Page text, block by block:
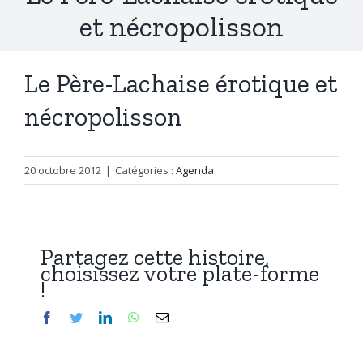
et nécropolisson
Le Père-Lachaise érotique et
nécropolisson
20 octobre 2012 | Catégories : Agenda
Partagez cette histoire,
choisissez votre plate-forme
!
Facebook
TwitterLinkedInWhatsApp
Email